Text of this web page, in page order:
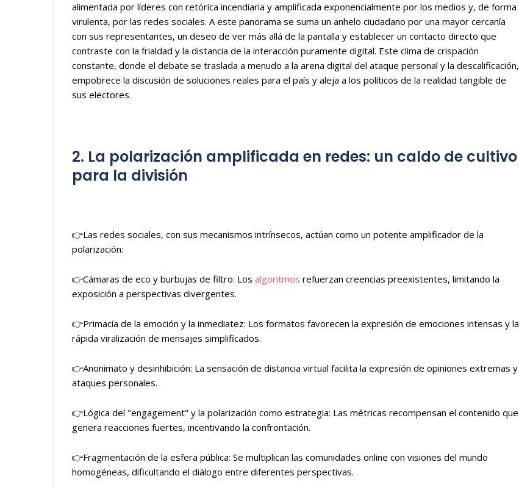
alimentada por líderes con retórica incendiaria y amplificada exponencialmente por los medios y, de forma
virulenta, por las redes sociales. A este panorama se suma un anhelo ciudadano por una mayor cercanía
con sus representantes, un deseo de ver más allá de la pantalla y establecer un contacto directo que
contraste con la frialdad y la distancia de la interacción puramente digital. Este clima de crispación
constante, donde el debate se traslada a menudo a la arena digital del ataque personal y la descalificación,
empobrece la discusión de soluciones reales para el país y aleja a los políticos de la realidad tangible de
sus electores.
2. La polarización amplificada en redes: un caldo de cultivo
para la división
👉Las redes sociales, con sus mecanismos intrínsecos, actúan como un potente amplificador de la
polarización:
👉Cámaras de eco y burbujas de filtro: Los algoritmos refuerzan creencias preexistentes, limitando la
exposición a perspectivas divergentes.
👉Primacía de la emoción y la inmediatez: Los formatos favorecen la expresión de emociones intensas y la
rápida viralización de mensajes simplificados.
👉Anonimato y desinhibición: La sensación de distancia virtual facilita la expresión de opiniones extremas y
ataques personales.
👉Lógica del "engagement" y la polarización como estrategia: Las métricas recompensan el contenido que
genera reacciones fuertes, incentivando la confrontación.
👉Fragmentación de la esfera pública: Se multiplican las comunidades online con visiones del mundo
homogéneas, dificultando el diálogo entre diferentes perspectivas.